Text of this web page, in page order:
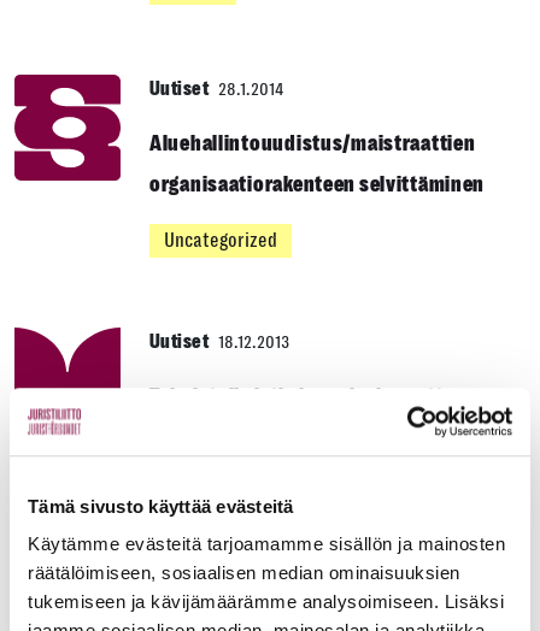
Tämä sivusto käyttää evästeitä
Käytämme evästeitä tarjoamamme sisällön ja mainosten
räätälöimiseen, sosiaalisen median ominaisuuksien
tukemiseen ja kävijämäärämme analysoimiseen. Lisäksi
Uutiset 28.1.2014
Aluehallintouudistus/maistraattien
organisaatiorakenteen selvittäminen
Uncategorized
Uutiset 18.12.2013
Toimistolle jatkaja -palvelu avattu
Yleinen
Uutiset 3.12.2013
Päätös koulutusmäärien lisäämisestä